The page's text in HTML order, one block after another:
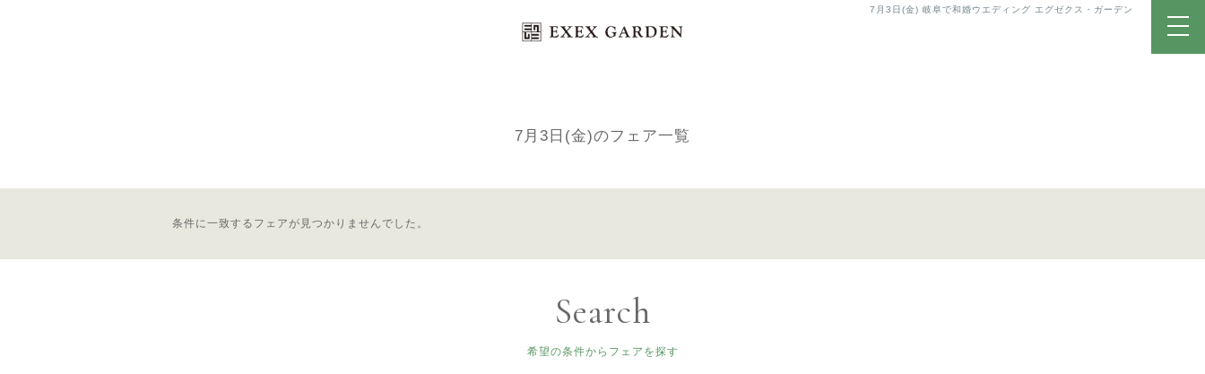
7月3日(金) 岐阜で和婚ウエディング エグゼクス・ガーデン
7月3日(金)のフェア一覧
条件に一致するフェアが見つかりませんでした。
Search
希望の条件からフェアを探す